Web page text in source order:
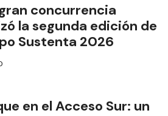
concurrencia
la segunda edición de
Sustenta 2026
en el Acceso Sur: un